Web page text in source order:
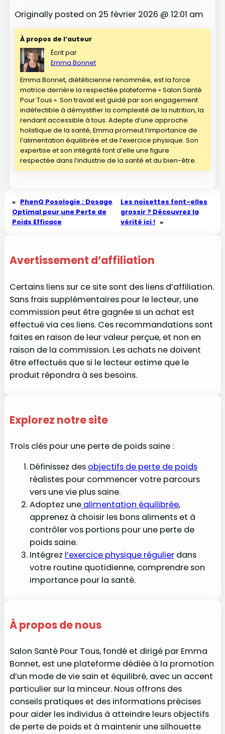
Originally posted on 25 février 2026 @ 12:01 am
À propos de l’auteur
Écrit par
Emma Bonnet
Emma Bonnet, diététicienne renommée, est la force
motrice derrière la respectée plateforme « Salon Santé
Pour Tous ». Son travail est guidé par son engagement
indéfectible à démystifier la complexité de la nutrition, la
rendant accessible à tous. Adepte d’une approche
holistique de la santé, Emma promeut l’importance de
l’alimentation équilibrée et de l’exercice physique. Son
expertise et son intégrité font d’elle une figure
respectée dans l’industrie de la santé et du bien-être.
« PhenQ Posologie : Dosage
Optimal pour une Perte de
Poids Efficace
Les noisettes font-elles
grossir ? Découvrez la
vérité ici ! »
Avertissement d’affiliation
Certains liens sur ce site sont des liens d’affiliation.
Sans frais supplémentaires pour le lecteur, une
commission peut être gagnée si un achat est
effectué via ces liens. Ces recommandations sont
faites en raison de leur valeur perçue, et non en
raison de la commission. Les achats ne doivent
être effectués que si le lecteur estime que le
produit répondra à ses besoins.
Explorez notre site
Trois clés pour une perte de poids saine :
Définissez des objectifs de perte de poids
réalistes pour commencer votre parcours
vers une vie plus saine.
Adoptez unealimentation équilibrée,
apprenez à choisir les bons aliments et à
contrôler vos portions pour une perte de
poids saine.
Intégrez l’exercice physique régulierdans
votre routine quotidienne, comprendre son
importance pour la santé.
À propos de nous
Salon Santé Pour Tous, fondé et dirigé par Emma
Bonnet, est une plateforme dédiée à la promotion
d’un mode de vie sain et équilibré, avec un accent
particulier sur la minceur. Nous offrons des
conseils pratiques et des informations précises
pour aider les individus à atteindre leurs objectifs
de perte de poids et à maintenir une silhouette